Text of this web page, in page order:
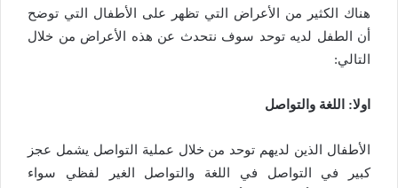
هناك الكثير من الأعراض التي تظهر على الأطفال التي توضح
أن الطفل لديه توحد سوف نتحدث عن هذه الأعراض من خلال
التالي:
اولا: اللغة والتواصل
الأطفال الذين لديهم توحد من خلال عملية التواصل يشمل عجز
كبير في التواصل في اللغة والتواصل الغير لفظي سواء